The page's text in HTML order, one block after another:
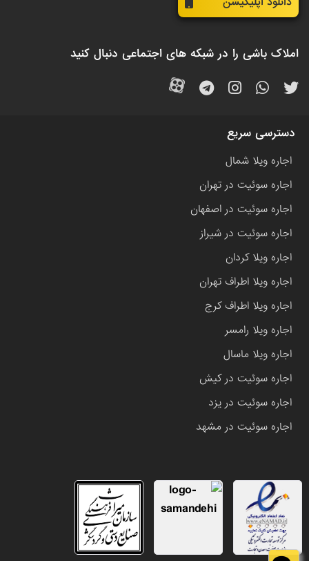
املاک باشی را در شبکه های اجتماعی دنبال کنید
دسترسی سریع
اجاره ویلا شمال
اجاره سوئیت در تهران
اجاره سوئیت در اصفهان
اجاره سوئیت در شیراز
اجاره ویلا کردان
اجاره ویلا اطراف تهران
اجاره ویلا اطراف کرج
اجاره ویلا رامسر
اجاره ویلا ماسال
اجاره سوئیت در کیش
اجاره سوئیت در یزد
اجاره سوئیت در مشهد